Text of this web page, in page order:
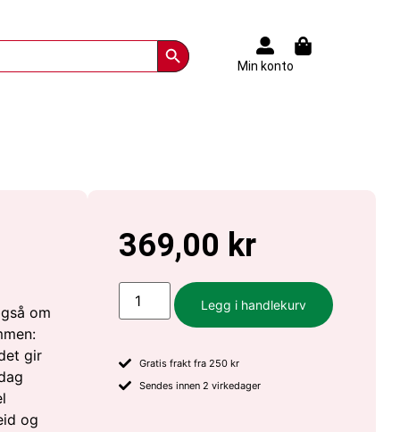
Search Button
Min konto
om
gir
og
369,00 kr
Legg i handlekurv
Gratis frakt fra 250 kr
Sendes innen 2 virkedager